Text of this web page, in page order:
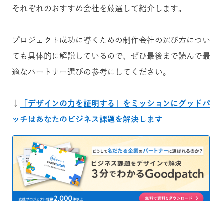
それぞれのおすすめ会社を厳選して紹介します。
プロジェクト成功に導くための制作会社の選び方につい
ても具体的に解説しているので、ぜひ最後まで読んで最
適なパートナー選びの参考にしてください。
「デザインの力を証明する」をミッションにグッドパ
ッチはあなたのビジネス課題を解決します